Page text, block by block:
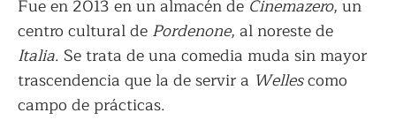
Fue en 2013 en un almacén de Cinemazero, un
centro cultural de Pordenone, al noreste de
Italia. Se trata de una comedia muda sin mayor
trascendencia que la de servir a Wellescomo
campo de prácticas.